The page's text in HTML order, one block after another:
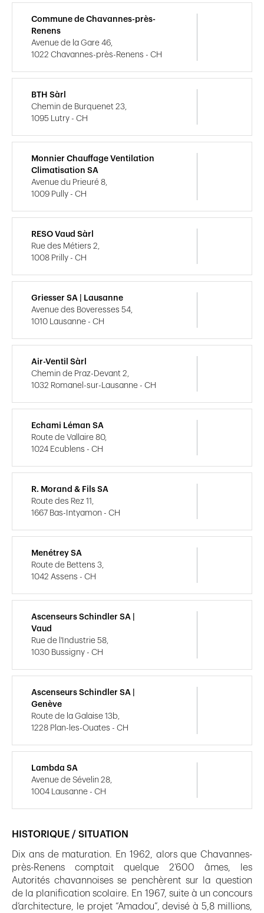
HISTORIQUE / SITUATION
Dix ans de maturation. En 1962, alors que Chavannes-
près-Renens comptait quelque 2’600 âmes, les
Autorités chavannoises se penchèrent sur la question
de la planification scolaire. En 1967, suite à un concours
d’architecture, le projet “Amadou”, devisé à 5,8 millions,
Commune de Chavannes-près-
Renens
Avenue de la Gare 46,
1022 Chavannes-près-Renens - CH
BTH Sàrl
Chemin de Burquenet 23,
1095 Lutry - CH
Monnier Chauffage Ventilation
Climatisation SA
Avenue du Prieuré 8,
1009 Pully - CH
RESO Vaud Sàrl
Rue des Métiers 2,
1008 Prilly - CH
Griesser SA | Lausanne
Avenue des Boveresses 54,
1010 Lausanne - CH
Air-Ventil Sàrl
Chemin de Praz-Devant 2,
1032 Romanel-sur-Lausanne - CH
Echami Léman SA
Route de Vallaire 80,
1024 Ecublens - CH
R. Morand & Fils SA
Route des Rez 11,
1667 Bas-Intyamon - CH
Menétrey SA
Route de Bettens 3,
1042 Assens - CH
Ascenseurs Schindler SA |
Vaud
Rue de l'Industrie 58,
1030 Bussigny - CH
Ascenseurs Schindler SA |
Genève
Route de la Galaise 13b,
1228 Plan-les-Ouates - CH
Lambda SA
Avenue de Sévelin 28,
1004 Lausanne - CH